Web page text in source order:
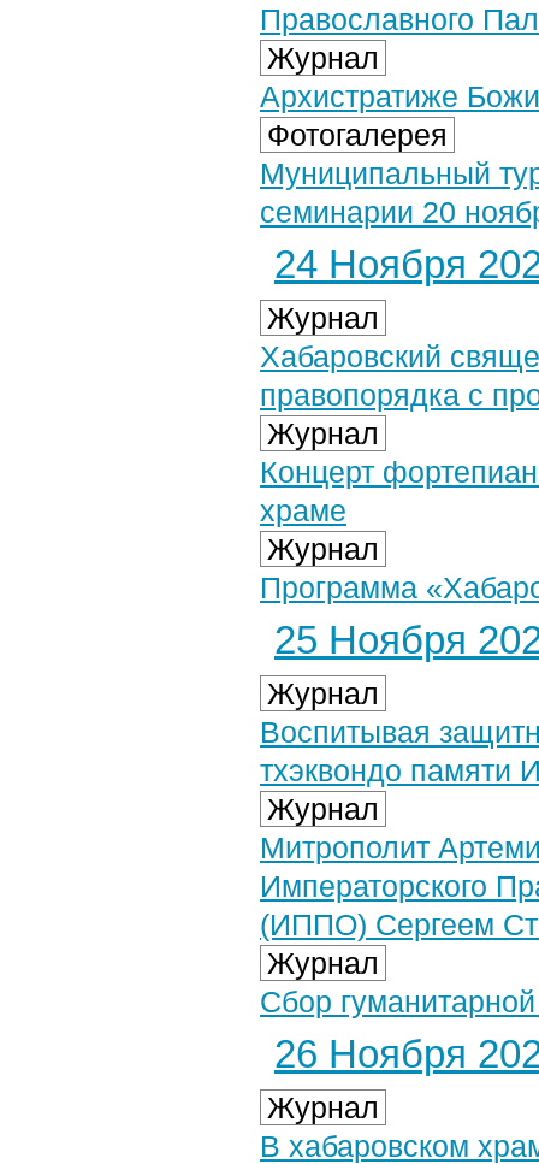
Православного
Журнал
Архистратиже
Фотогалерея
Муниципальный
семинарии 20
24 Ноября
Журнал
Хабаровский
правопорядка с
Журнал
Концерт
храме
Журнал
Программа
25 Ноября
Журнал
Воспитывая
тхэквондо памяти
Журнал
Митрополит
Императорского
(ИППО) Сергеем
Журнал
Сбор
26 Ноября
Журнал
В хабаровском